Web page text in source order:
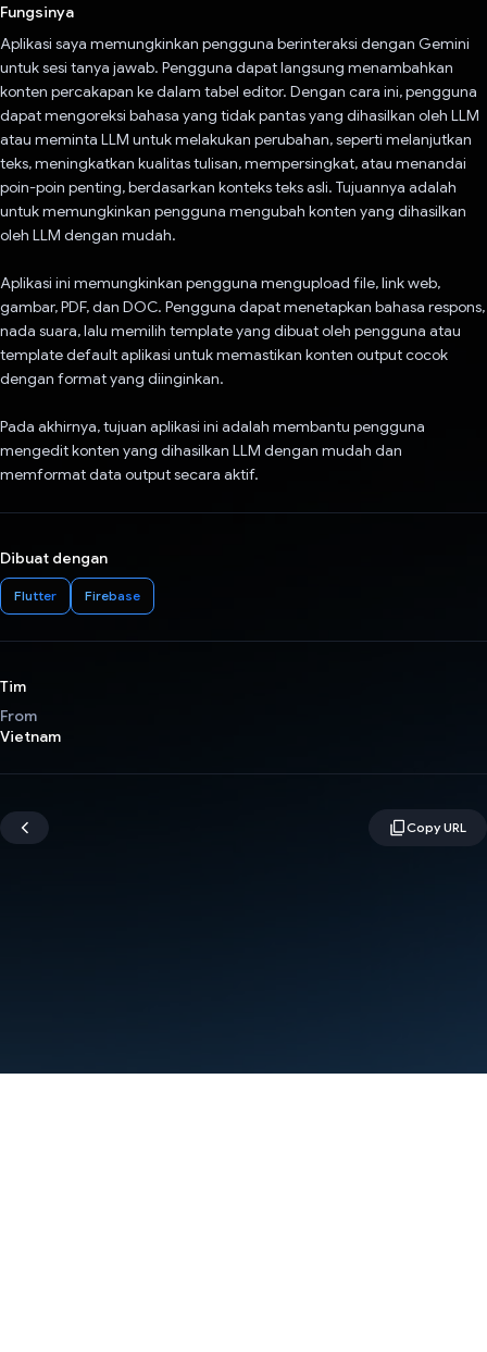
Fungsinya
Aplikasi saya memungkinkan pengguna berinteraksi dengan Gemini
untuk sesi tanya jawab. Pengguna dapat langsung menambahkan
konten percakapan ke dalam tabel editor. Dengan cara ini, pengguna
dapat mengoreksi bahasa yang tidak pantas yang dihasilkan oleh LLM
atau meminta LLM untuk melakukan perubahan, seperti melanjutkan
teks, meningkatkan kualitas tulisan, mempersingkat, atau menandai
poin-poin penting, berdasarkan konteks teks asli. Tujuannya adalah
untuk memungkinkan pengguna mengubah konten yang dihasilkan
oleh LLM dengan mudah.
Aplikasi ini memungkinkan pengguna mengupload file, link web,
gambar, PDF, dan DOC. Pengguna dapat menetapkan bahasa respons,
nada suara, lalu memilih template yang dibuat oleh pengguna atau
template default aplikasi untuk memastikan konten output cocok
dengan format yang diinginkan.
Pada akhirnya, tujuan aplikasi ini adalah membantu pengguna
mengedit konten yang dihasilkan LLM dengan mudah dan
memformat data output secara aktif.
Dibuat dengan
Flutter Firebase
Tim
From
Vietnam